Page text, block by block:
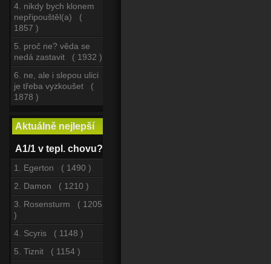
4. nikdy bych klonem
nepřipouštěl(a) (
1857 )
5. proč ne? věda se
nedá zastavit ( 1932 )
6. ne, ale i slepou ulici
je třeba vyzkoušet (
1878 )
Aktuálně nejlepší
A1/1 v tepl. chovu?
1. Egerton ( 1490 )
2. Damon ( 1210 )
3. Rosensturm ( 1205
)
4. Scyris ( 1148 )
5. Tiznit ( 1154 )